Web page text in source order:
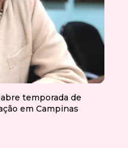
temporada de
em Campinas